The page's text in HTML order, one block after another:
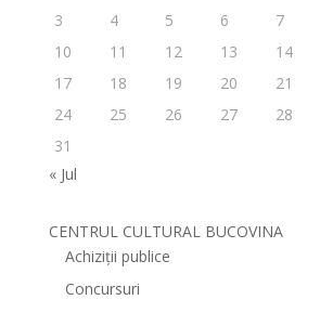
3
4 5 6 7
10
11 12 13 14
17
18 19 20 21
24
25 26 27 28
31
« Jul
CENTRUL CULTURAL BUCOVINA
Achiziții publice
Concursuri